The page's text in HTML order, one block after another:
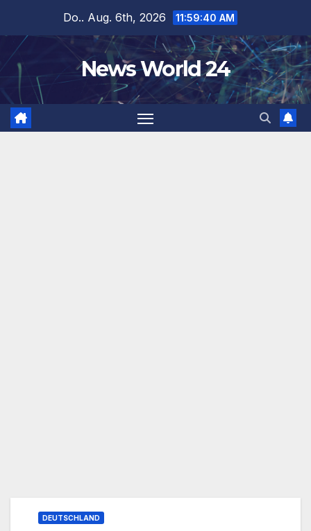
springen
Do.. Aug. 6th, 2026 11:59:41 AM
News World 24
DEUTSCHLAND